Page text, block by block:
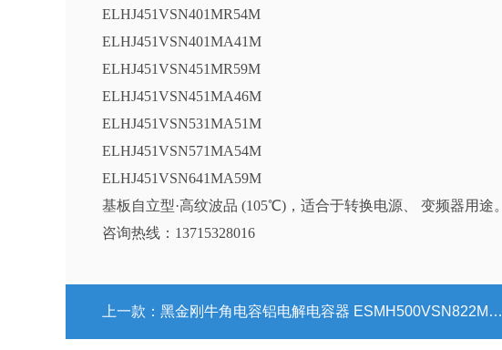
ELHJ451VSN401MR54M
ELHJ451VSN401MA41M
ELHJ451VSN451MR59M
ELHJ451VSN451MA46M
ELHJ451VSN531MA51M
ELHJ451VSN571MA54M
ELHJ451VSN641MA59M
基板自立型·高纹波品 (105℃)，适合于转换电源、 变频器用途。
咨询热线：13715328016
上一款： 黑金刚牛角电容铝电解电容器 ESMH500VSN822MR40S ESMH800VSN392MQ45S ESMH500VSN822MA30S ESMH800VSN392MR35S ESMH500VSN103MR45S ESMH800VSN392MA25S ESMH500VSN103MA35S ESMH800VSN472MQ50S ESMH500VSN123MR50S ESMH800VSN472MR40S ESMH500VSN123MA40S ESMH800VSN472MA30S ESMH500VSN153MA45S ESMH800VSN562MR45S ESMH500VSN183MA50S ESMH800VSN562MA35S